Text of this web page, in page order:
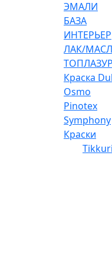
ЭМАЛИ
БАЗА
ИНТЕРЬЕР
ЛАК/
Краска
Osmo
Pinotex
Symphony
Краски